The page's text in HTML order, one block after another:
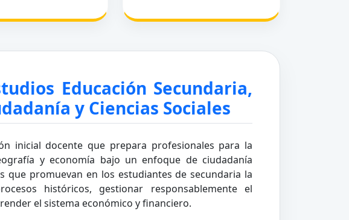
Educación Secundaria,
y Ciencias Sociales
inicial docente que prepara profesionales para la
y economía bajo un enfoque de ciudadanía
que promuevan en los estudiantes de secundaria la
históricos, gestionar responsablemente el
el sistema económico y financiero.